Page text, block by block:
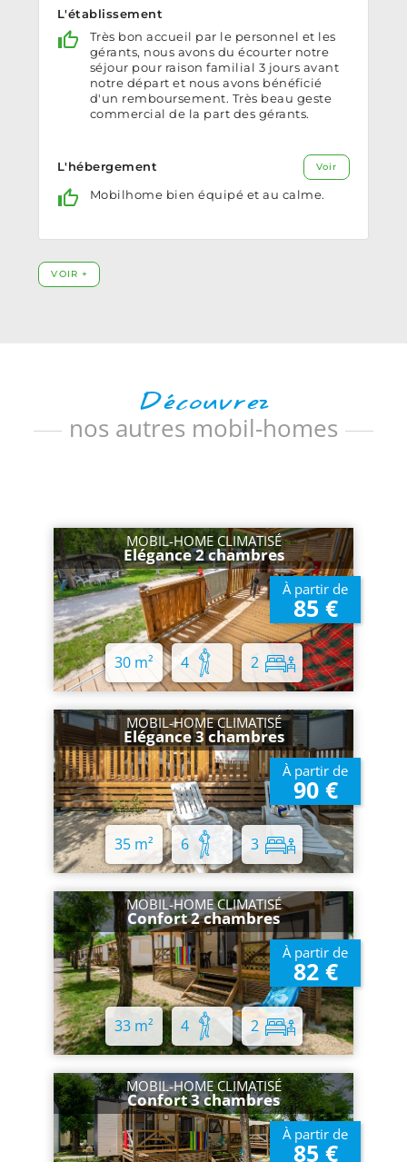
Découvrez
nos autres mobil-homes
MOBIL-HOME CLIMATISÉ
Elégance 2 chambres
À partir de
85 €
30 m² 4 2
MOBIL-HOME CLIMATISÉ
Elégance 3 chambres
À partir de
90 €
35 m² 6 3
MOBIL-HOME CLIMATISÉ
Confort 3 chambres
À partir de
85 €
MOBIL-HOME CLIMATISÉ
Confort 2 chambres
À partir de
82 €
33 m² 4 2